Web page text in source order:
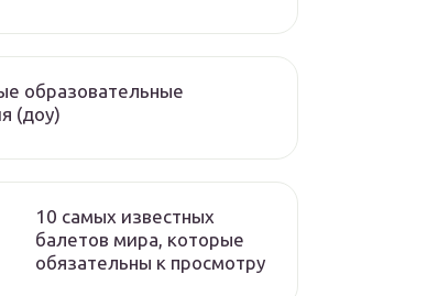
образовательные
(доу)
10 самых известных
балетов мира, которые
обязательны к просмотру